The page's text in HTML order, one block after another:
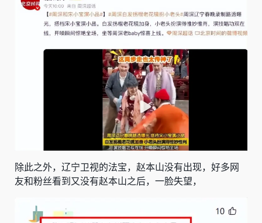
除此之外，辽宁卫视的法宝，赵本山没有出现，好多网
友和粉丝看到又没有赵本山之后，一脸失望，